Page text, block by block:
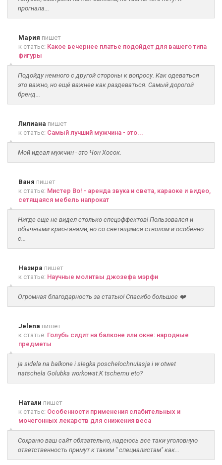
прогнала...
Мария пишет
к статье: Какое вечернее платье подойдет для вашего типа
фигуры
Подойду немного с другой стороны к вопросу. Как одеваться
это важно, но ещё важнее как раздеваться. Самый дорогой
бренд...
Лилиана пишет
к статье: Самый лучший мужчина - это...
Мой идеал мужчин - это Чон Хосок.
Ваня пишет
к статье: Мистер Во! - аренда звука и света, караоке и видео,
сетящаяся мебель напрокат
Нигде еще не видел столько спецэффектов! Пользовался и
обычными крио-ганами, но со светящимся стволом и особенно
с...
Назира пишет
к статье: Научные молитвы джозефа мэрфи
Огромная благодарность за статью! Спасибо большое ❤️
Jelena пишет
к статье: Голубь сидит на балконе или окне: народные
предметы
ja sidela na balkone i slegka poschelochnulasja i w otwet
natschela Golubka workowat.K tschemu eto?
Натали пишет
к статье: Особенности применения слабительных и
мочегонных лекарств для снижения веса
Сохраню ваш сайт обязательно, надеюсь все таки уголовную
ответственность примут к таким " специалистам" как...